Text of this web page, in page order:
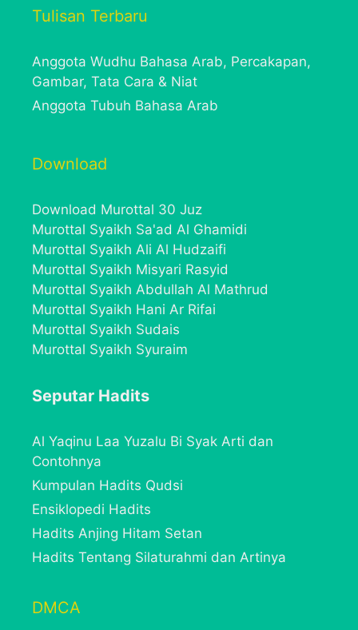
Tulisan Terbaru
Anggota Wudhu Bahasa Arab, Percakapan,
Gambar, Tata Cara & Niat
Anggota Tubuh Bahasa Arab
Download
Download Murottal 30 Juz
Murottal Syaikh Sa'ad Al Ghamidi
Murottal Syaikh Ali Al Hudzaifi
Murottal Syaikh Misyari Rasyid
Murottal Syaikh Abdullah Al Mathrud
Murottal Syaikh Hani Ar Rifai
Murottal Syaikh Sudais
Murottal Syaikh Syuraim
Seputar Hadits
Al Yaqinu Laa Yuzalu Bi Syak Arti dan
Contohnya
Kumpulan Hadits Qudsi
Ensiklopedi Hadits
Hadits Anjing Hitam Setan
Hadits Tentang Silaturahmi dan Artinya
DMCA